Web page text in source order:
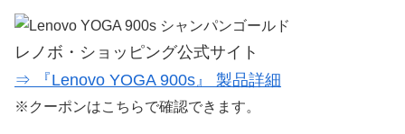
レノボ・ショッピング公式サイト
⇒ 『Lenovo YOGA 900s』 製品詳細
※クーポンはこちらで確認できます。